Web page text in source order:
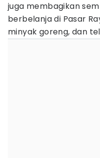
juga membagikan
berbelanja di Pasar
minyak goreng, dan